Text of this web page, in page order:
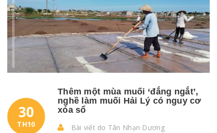
30
TH10
Thêm một mùa muối ‘đắng ngắt’,
nghề làm muối Hải Lý có nguy cơ
xóa sổ
Bài viết do Tân Nhạn Dương